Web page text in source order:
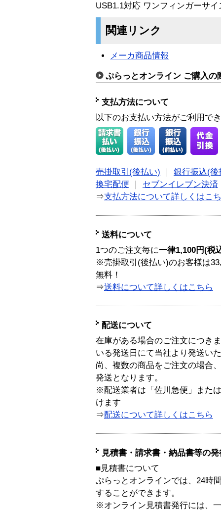
USB1.1対応 ワンフィンガーサ
関連リンク
メーカ商品情報
ぷらっとオンライン ご購入の
支払方法について
以下のお支払い方法がご利用で
売掛取引(後払い)
銀行振込(後
換宅配便
セブンイレブン決済
⇒支払方法について詳しくはこ
送料について
1つのご注文毎に一律1,100円(税
※売掛取引(後払い)のお客様は
無料！
⇒送料について詳しくはこちら
配送について
在庫がある場合のご注文につき
いる発送日にて当社より発送い
尚、複数の商品をご注文の場合
発送となります。
※配送業者は「佐川急便」また
けます
⇒配送について詳しくはこちら
見積書・請求書・納品書等の
■見積書について
ぷらっとオンラインでは、24時
することができます。
※オンライン見積書発行には、